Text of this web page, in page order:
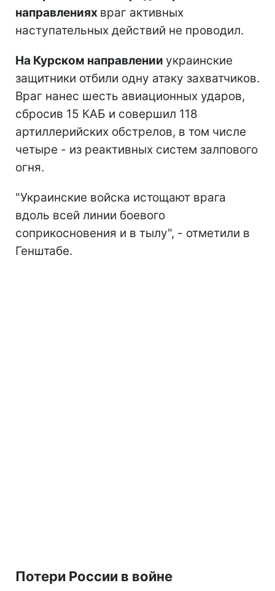
направлениях враг активных
наступательных действий не проводил.
На Курском направлении украинские
защитники отбили одну атаку захватчиков.
Враг нанес шесть авиационных ударов,
сбросив 15 КАБ и совершил 118
артиллерийских обстрелов, в том числе
четыре - из реактивных систем залпового
огня.
"Украинские войска истощают врага
вдоль всей линии боевого
соприкосновения и в тылу", - отметили в
Генштабе.
Потери России в войне